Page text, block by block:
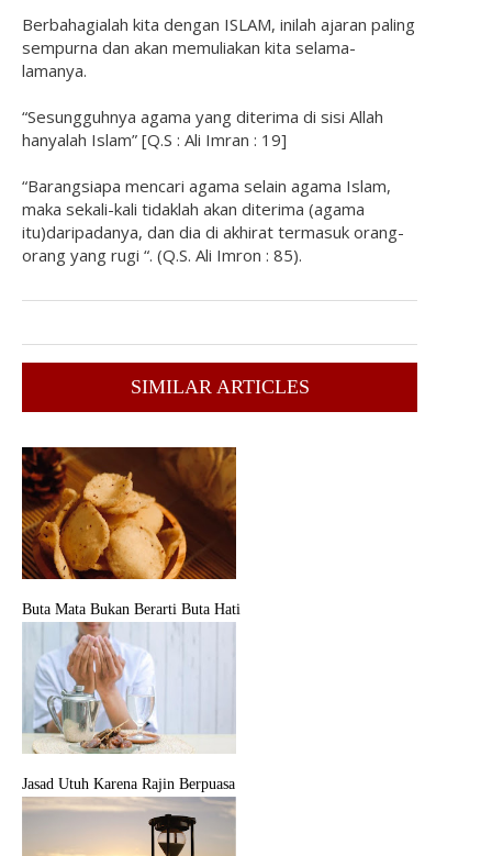
Berbahagialah kita dengan ISLAM, inilah ajaran paling
sempurna dan akan memuliakan kita selama-
lamanya.
“Sesungguhnya agama yang diterima di sisi Allah
hanyalah Islam” [Q.S : Ali Imran : 19]
“Barangsiapa mencari agama selain agama Islam,
maka sekali-kali tidaklah akan diterima (agama
itu)daripadanya, dan dia di akhirat termasuk orang-
orang yang rugi “. (Q.S. Ali Imron : 85).
SIMILAR ARTICLES
Buta Mata Bukan Berarti Buta Hati
Jasad Utuh Karena Rajin Berpuasa